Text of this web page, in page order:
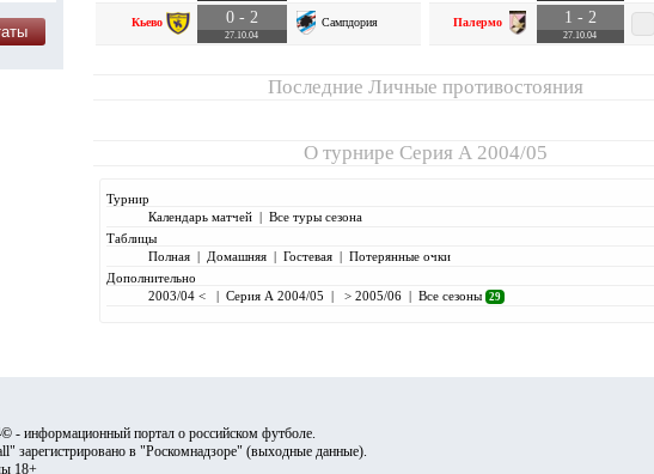
Кьево 0 - 2
27.10.04
Сампдория Палермо 1 - 2
27.10.04
Последние Личные противостояния
О турнире Серия А 2004/05
Турнир
Календарь матчей| Все туры сезона
Таблицы
Полная| Домашняя| Гостевая| Потерянные очки
Дополнительно
2003/04 <
| Серия А 2004/05 | > 2005/06| Все сезоны 29
- информационный портал о российском футболе.
зарегистрировано в "Роскомнадзоре" (выходные данные).
18+